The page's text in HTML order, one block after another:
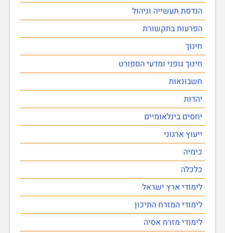
הנדסת תעשייה וניהול
הפרעות בתקשורת
חינוך
חינוך גופני ומדעי הספורט
חשבונאות
יהדות
יחסים בינלאומיים
ייעוץ ארגוני
כימיה
כלכלה
לימודי ארץ ישראל
לימודי המזרח התיכון
לימודי מזרח אסיה